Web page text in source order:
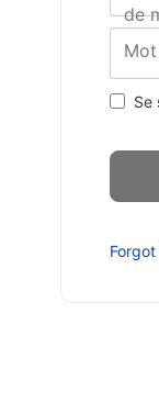
de
Se